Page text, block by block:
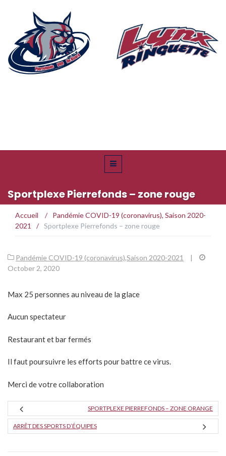
Sportplexe Pierrefonds – zone rouge
Accueil / Pandémie COVID-19 (coronavirus) Saison 2020-
2021
/ Sportplexe Pierrefonds – zone rouge
Pandémie COVID-19 (coronavirus),Saison 2020-2021
|
October 2, 2020
Max 25 personnes au niveau de la glace
Aucun spectateur
Restaurant et bar fermés
Il faut poursuivre les efforts pour battre ce virus.
Merci de votre collaboration
SPORTPLEXE PIERREFONDS – ZONE ORANGE
ARRÊT DES SPORTS D’ÉQUIPES